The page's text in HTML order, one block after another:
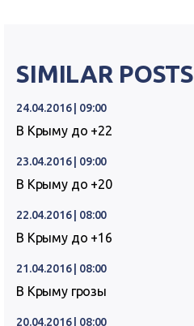
SIMILAR POSTS
24.04.2016 | 09:00
В Крыму до +22
23.04.2016 | 09:00
В Крыму до +20
22.04.2016 | 08:00
В Крыму до +16
21.04.2016 | 08:00
В Крыму грозы
20.04.2016 | 08:00